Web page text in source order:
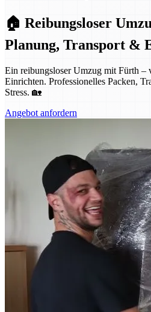
🏠 Reibungsloser
Planung, Transport &
Ein reibungsloser Umzug mit Fürth –
Einrichten. Professionelles Packen,
Stress. 🏡
Angebot anfordern